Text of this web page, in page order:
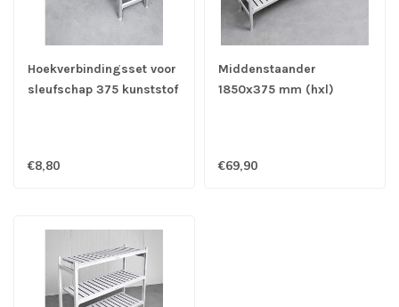
Hoekverbindingsset voor
sleufschap 375 kunststof
€8,80
Middenstaander
1850x375 mm (hxl)
€69,90